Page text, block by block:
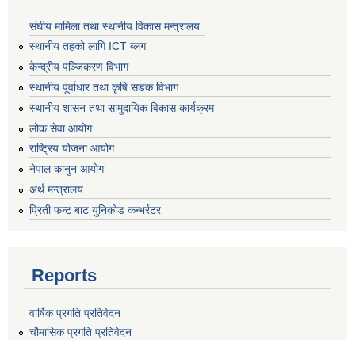
संघीय मामिला तथा स्थानीय विकास मन्त्रालय
स्थानीय तहको लागि ICT ब्लग
केन्द्रीय पञ्जिकरण विभाग
स्थानीय पूर्वाधार तथा कृषि सडक विभाग
स्थानीय शासन तथा सामुदायिक विकास कार्यक्रम
लोक सेवा आयोग
राष्ट्रिय योजना आयोग
नेपाल कानुन आयोग
अर्थ मन्त्रालय
प्रिती फन्ट बाट युनिकोड कन्भर्रटर
Reports
वार्षिक प्रगति प्रतिवेदन
चौमासिक प्रगति प्रतिवेदन